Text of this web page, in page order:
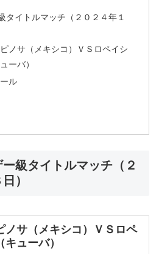
タイトルマッチ（２０２４年１
ノサ（メキシコ）ＶＳロペイシ
ーバ）
ル
級タイトルマッチ（２
）
ノサ（メキシコ）ＶＳロペ
ューバ）